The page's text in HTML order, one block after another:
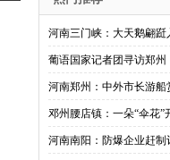
河南三门峡：大天鹅翩跹
葡语国家记者团寻访郑
河南郑州：中外市长游船
邓州腰店镇：一朵“伞花”
河南南阳：防爆企业赶